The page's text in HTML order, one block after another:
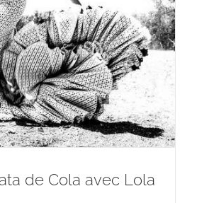
de Cola avec Lola